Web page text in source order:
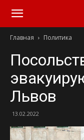
Главная Политика
Львов
13.02.2022